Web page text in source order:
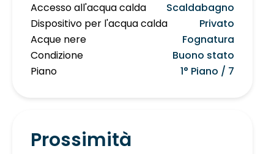
Accesso all'acqua calda
Scaldabagno
Dispositivo per l'acqua calda
Privato
Acque nere
Fognatura
Condizione
Buono stato
Piano
1° Piano / 7
Prossimità